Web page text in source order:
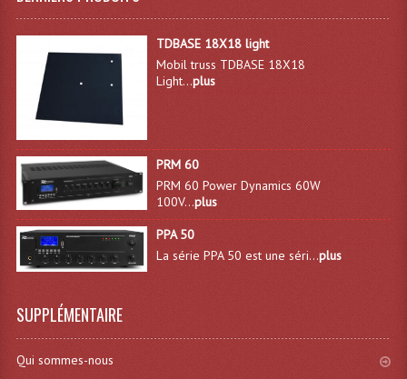
Système Boucle Magnétique
Structures, Pieds, Ponts...
Angle DECO22Q Structure Contest
Angle DECOTRI Structure Contest
Angle DUO Structure Contest
TDBASE 18X18 light
Mobil truss TDBASE 18X18
Light...plus
PRM 60
PRM 60 Power Dynamics 60W
100V...plus
PPA 50
La série PPA 50 est une séri...plus
SUPPLÉMENTAIRE
Qui sommes-nous